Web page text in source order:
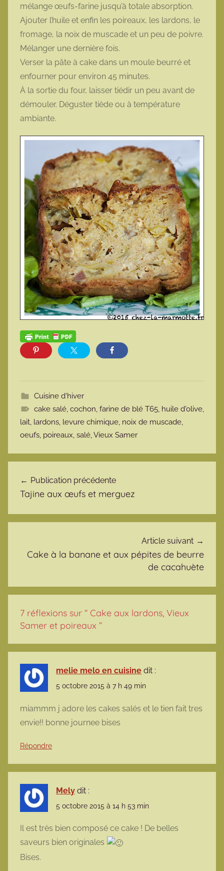
mélange œufs-farine jusqu’à totale absorption.
Ajouter l’huile et enfin les poireaux, les lardons, le
fromage, la noix de muscade et un peu de poivre.
Mélanger une dernière fois.
Verser la pâte à cake dans un moule beurré et
enfourner pour environ 45 minutes.
À la sortie du four, laisser tiédir un peu avant de
démouler. Déguster tiède ou à température
ambiante.
Cuisine d'hiver
cake salé, cochon, farine de blé T65, huile d'olive,
lait, lardons, levure chimique, noix de muscade,
oeufs, poireaux, salé,Vieux Samer
Publication précédente
Tajine aux œufs et merguez
Article suivant
Cake à la banane et aux pépites de beurre
de cacahuète
7 réflexions sur “ Cake aux lardons, Vieux
Samer et poireaux ”
melie melo en cuisine dit :
5 octobre 2015 à 7 h 49 min
miammm j adore les cakes salés et le tien fait tres
envie!! bonne journee bises
Répondre
Mely dit :
5 octobre 2015 à 14 h 53 min
Il est très bien composé ce cake ! De belles
saveurs bien originales
Bises.